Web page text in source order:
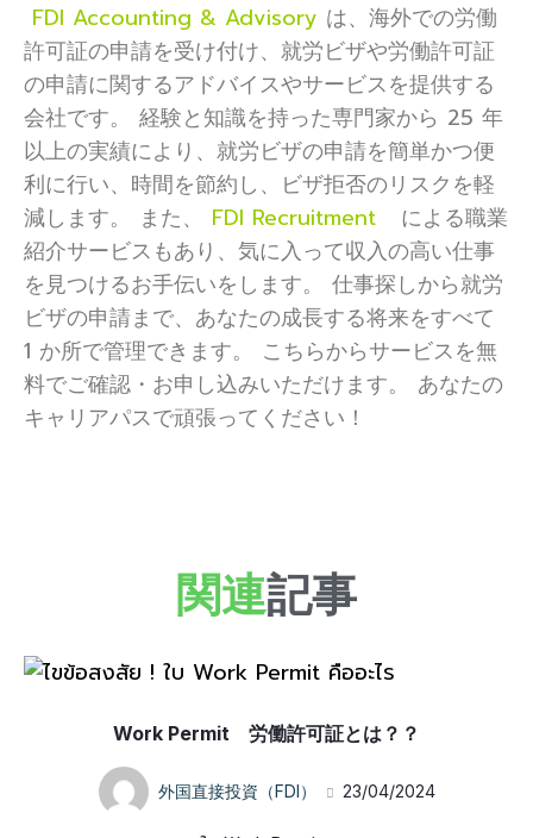
FDI Accounting & Advisory は、海外での労働
許可証の申請を受け付け、就労ビザや労働許可証
の申請に関するアドバイスやサービスを提供する
会社です。 経験と知識を持った専門家から 25 年
以上の実績により、就労ビザの申請を簡単かつ便
利に行い、時間を節約し、ビザ拒否のリスクを軽
減します。 また、
FDI Recruitment
による職業
紹介サービスもあり、気に入って収入の高い仕事
を見つけるお手伝いをします。 仕事探しから就労
ビザの申請まで、あなたの成長する将来をすべて
1 か所で管理できます。 こちらからサービスを無
料でご確認・お申し込みいただけます。 あなたの
キャリアパスで頑張ってください！
関連記事
Work Permit 労働許可証とは？？
外国直接投資（FDI） 23/04/2024